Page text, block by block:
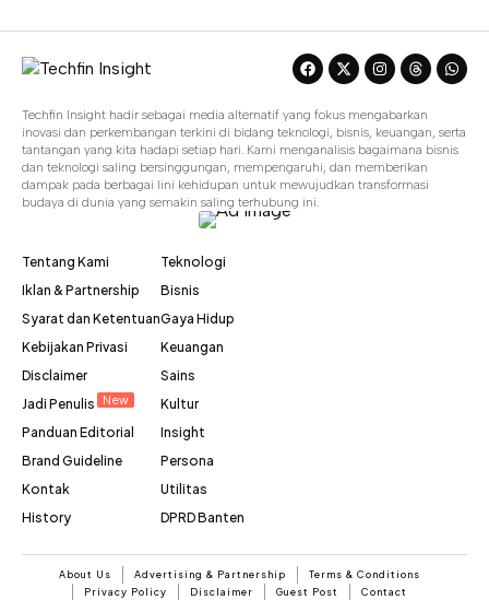
Techfin Insight hadir sebagai media alternatif yang fokus mengabarkan
inovasi dan perkembangan terkini di bidang teknologi, bisnis, keuangan, serta
tantangan yang kita hadapi setiap hari. Kami menganalisis bagaimana bisnis
dan teknologi saling bersinggungan, mempengaruhi, dan memberikan
dampak pada berbagai lini kehidupan untuk mewujudkan transformasi
budaya di dunia yang semakin saling terhubung ini.
Tentang Kami
Iklan & Partnership
Syarat dan Ketentuan
Kebijakan Privasi
Disclaimer
Jadi Penulis
New
Panduan Editorial
Brand Guideline
Kontak
History
Teknologi
Bisnis
Gaya Hidup
Keuangan
Sains
Kultur
Insight
Persona
Utilitas
DPRD Banten
About Us Advertising & Partnership
Terms & Conditions
Privacy Policy
Disclaimer Guest Post Contact